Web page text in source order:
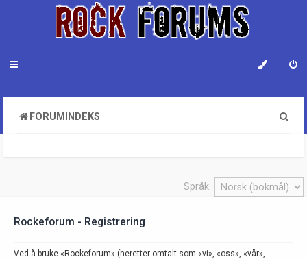
FORUMINDEKS
Språk:
Rockeforum - Registrering
Ved å bruke «Rockeforum» (heretter omtalt som «vi», «oss», «vår»,